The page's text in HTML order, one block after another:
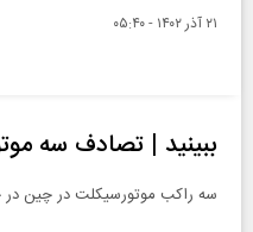
۲۱ آذر ۱۴۰۲ - ۰۵:۴۰
ببینید | تصادف سه
سه راکب موتورسیکلت در چین در